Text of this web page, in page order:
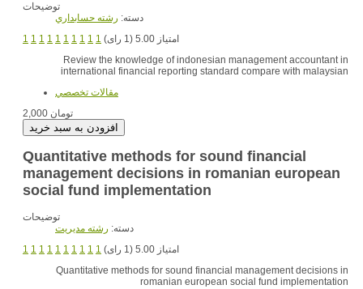
توضیحات
دسته: رشته حسابداري
1 1 1 1 1 1 1 1 1 1
امتیاز 5.00 (1 رای)
Review the knowledge of indonesian management accountant in
international financial reporting standard compare with malaysian
مقالات تخصصي
2,000 تومان
Quantitative methods for sound financial
management decisions in romanian european
social fund implementation
توضیحات
دسته: رشته مديريت
1 1 1 1 1 1 1 1 1 1
امتیاز 5.00 (1 رای)
Quantitative methods for sound financial management decisions in
romanian european social fund implementation